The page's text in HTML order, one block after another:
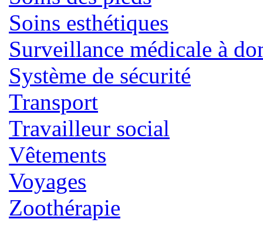
Soins esthétiques
Surveillance médicale à
Système de sécurité
Transport
Travailleur social
Vêtements
Voyages
Zoothérapie